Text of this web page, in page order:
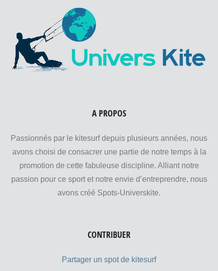
A PROPOS
Passionnés par le kitesurf depuis plusieurs années, nous
avons choisi de consacrer une partie de notre temps à la
promotion de cette fabuleuse discipline. Alliant notre
passion pour ce sport et notre envie d’entreprendre, nous
avons créé Spots-Universkite.
CONTRIBUER
Partager un spot de kitesurf